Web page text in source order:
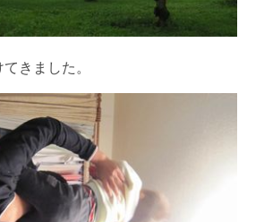
きました。